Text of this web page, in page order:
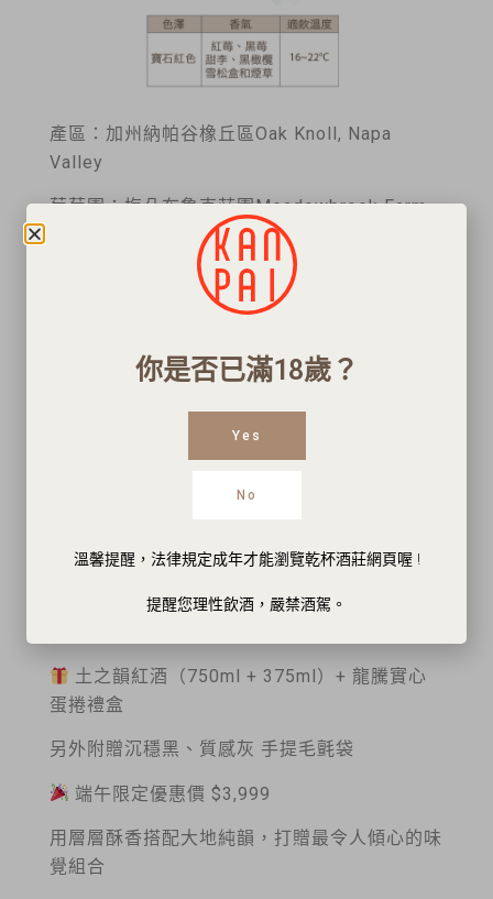
產區：加州納帕谷橡丘區Oak Knoll, Napa
Valley
葡萄園：梅朵布魯克莊園Meadowbrook Farm
(Robert Mondavi, OPUS ONE, Insignia 御用莊
葡萄品種：卡本內蘇維翁Cabernet Sauvignon
酒精濃度：13.5%
豐沛的果香與美食的鮮味如雙人舞般的滑過味
土之韻紅酒（750ml + 375ml）+ 龍騰實心
蛋捲禮盒
另外附贈沉穩黑、質感灰 手提毛氈袋
端午限定優惠價 $3,999
用層層酥香搭配大地純韻，打贈最令人傾心的味
覺組合
你是否已滿18歲？
Yes
No
溫馨提醒，法律規定成年才能瀏覽乾杯酒莊網頁喔 !
提醒您理性飲酒，嚴禁酒駕。